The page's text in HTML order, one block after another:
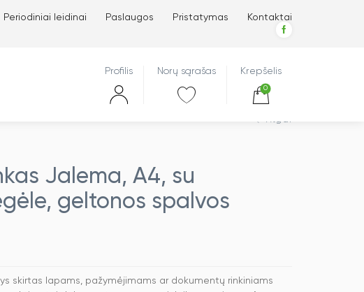
Periodiniai leidinai Paslaugos Pristatymas Kontaktai
Profilis Norų sąrašas Krepšelis
0
Atgal
Jalema, A4, su
geltonos spalvos
skirtas lapams, pažymėjimams ar dokumentų rinkiniams